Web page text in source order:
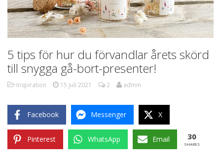
5 tips för hur du förvandlar årets skörd
till snygga gå-bort-presenter!
Inspiration 15 juli 2021 2 admin
Facebook Messenger X
Pinterest WhatsApp Email 30
SHARES